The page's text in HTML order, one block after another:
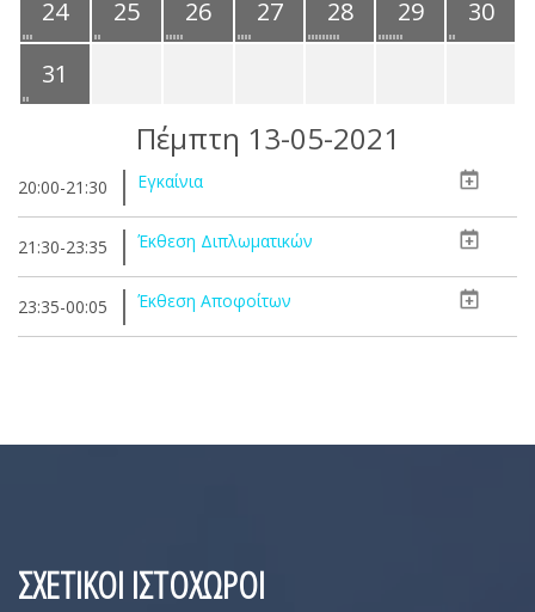
24
25 26 27 28 29
30
31
Πέμπτη 13-05-2021
20:00-21:30 Εγκαίνια
21:30-23:35 Έκθεση Διπλωματικών
23:35-00:05 Έκθεση Αποφοίτων
ΣΧΕΤΙΚΟΙ ΙΣΤΟΧΩΡΟΙ